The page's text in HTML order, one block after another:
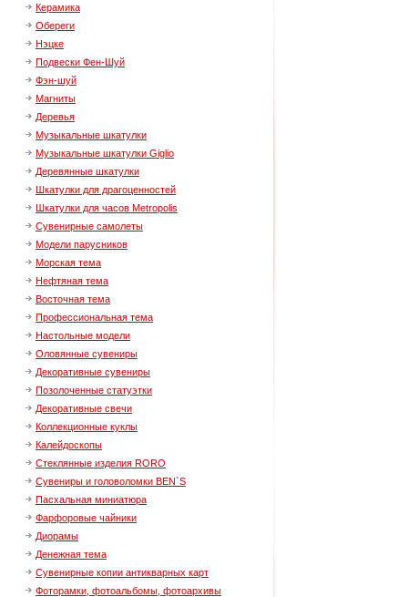
Керамика
Обереги
Нэцке
Подвески Фен-Шуй
Фэн-шуй
Магниты
Деревья
Музыкальные шкатулки
Музыкальные шкатулки Giglio
Деревянные шкатулки
Шкатулки для драгоценностей
Шкатулки для часов Metropolis
Сувенирные самолеты
Модели парусников
Морская тема
Нефтяная тема
Восточная тема
Профессиональная тема
Настольные модели
Оловянные сувениры
Декоративные сувениры
Позолоченные статуэтки
Декоративные свечи
Коллекционные куклы
Калейдоскопы
Стеклянные изделия RORO
Сувениры и головоломки BEN`S
Пасхальная миниатюра
Фарфоровые чайники
Диорамы
Денежная тема
Сувенирные копии антикварных карт
Фоторамки, фотоальбомы, фотоархивы